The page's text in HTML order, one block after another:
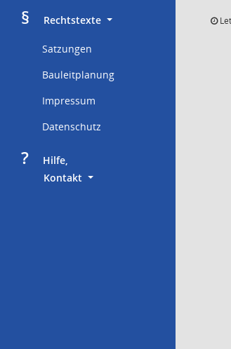
§
     Rechtstexte
Satzungen
Bauleitplanung
Impressum
Datenschutz
?
     Hilfe,
Kontakt